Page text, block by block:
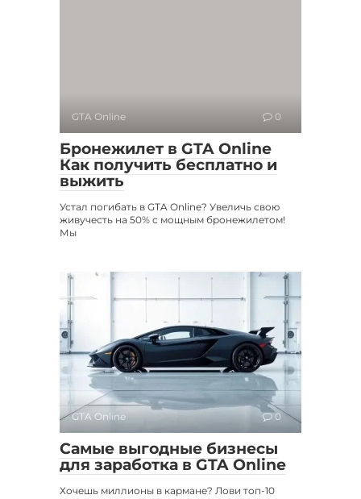
GTA Online 0
Бронежилет в GTA Online
Как получить бесплатно и
выжить
Устал погибать в GTA Online? Увеличь свою
живучесть на 50% с мощным бронежилетом!
Мы
GTA Online 0
Самые выгодные бизнесы
для заработка в GTA Online
Хочешь миллионы в кармане? Лови топ-10